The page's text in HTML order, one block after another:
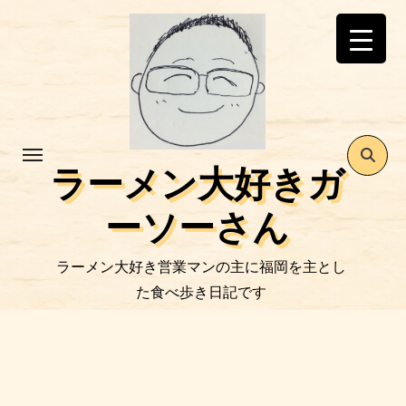
ラーメン大好きガ
ーソーさん
ラーメン大好き営業マンの主に福岡を主とし
た食べ歩き日記です